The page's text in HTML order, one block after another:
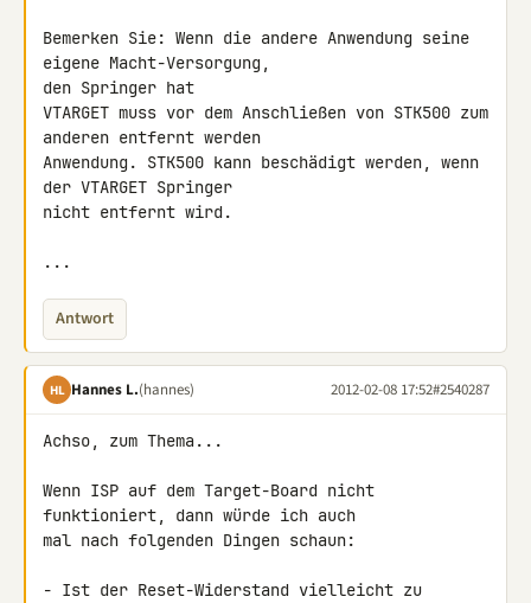
Bemerken Sie: Wenn die andere Anwendung seine
eigene Macht-Versorgung,
den Springer hat
VTARGET muss vor dem Anschließen von STK500 zum
anderen entfernt werden
Anwendung. STK500 kann beschädigt werden, wenn
der VTARGET Springer
nicht entfernt wird.
...
Antwort
HL Hannes L.(hannes) 2012-02-08 17:52#2540287
Achso, zum Thema...
Wenn ISP auf dem Target-Board nicht
funktioniert, dann würde ich auch
mal nach folgenden Dingen schaun:
- Ist der Reset-Widerstand vielleicht zu